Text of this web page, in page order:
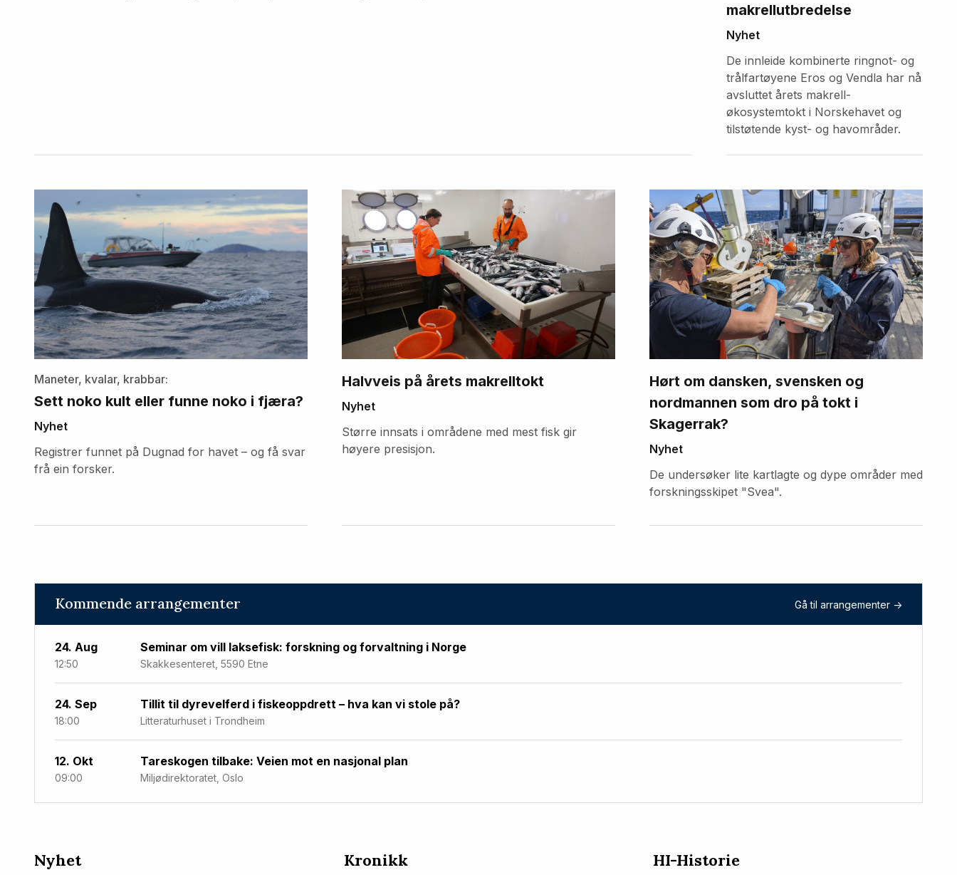
makrellutbredelse
Nyhet
De innleide kombinerte ringnot- og
trålfartøyene Eros og Vendla har nå
avsluttet årets makrell-
økosystemtokt i Norskehavet og
tilstøtende kyst- og havområder.
Fremhevede
artikler
Maneter, kvalar, krabbar:
Sett noko kult eller funne noko i fjæra?
Nyhet
Registrer funnet på Dugnad for havet – og få svar
frå ein forsker.
Halvveis på årets makrelltokt
Nyhet
Større innsats i områdene med mest fisk gir
høyere presisjon.
Hørt om dansken, svensken og
nordmannen som dro på tokt i
Skagerrak?
Nyhet
De undersøker lite kartlagte og dype områder med
forskningsskipet "Svea".
Kommende arrangementer Gå til arrangementer ->
24. Aug
12:50
Seminar om vill laksefisk: forskning og forvaltning i Norge
Skakkesenteret, 5590 Etne
24. Sep
18:00
Tillit til dyrevelferd i fiskeoppdrett – hva kan vi stole på?
Litteraturhuset i Trondheim
12. Okt
09:00
Tareskogen tilbake: Veien mot en nasjonal plan
Miljødirektoratet, Oslo
Nyeste
Nyhet Kronikk HI-Historie